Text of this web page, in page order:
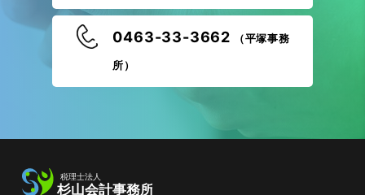
0463-33-3662 （平塚事務
所）